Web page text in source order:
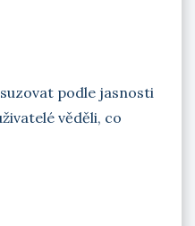
podle jasnosti
věděli, co